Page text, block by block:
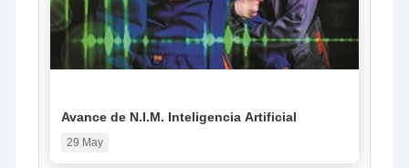
Avance de N.I.M. Inteligencia Artificial
29 May